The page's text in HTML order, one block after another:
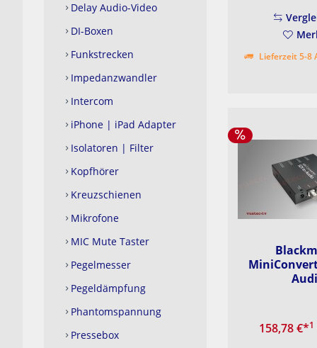
Delay Audio-Video
DI-Boxen
Funkstrecken
Impedanzwandler
Intercom
iPhone | iPad Adapter
Isolatoren | Filter
Kopfhörer
Kreuzschienen
Mikrofone
MIC Mute Taster
Pegelmesser
Pegeldämpfung
Phantomspannung
Pressebox
Lieferzeit 5-8
158,78 €*1